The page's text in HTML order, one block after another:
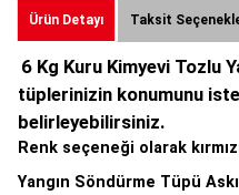
Ürün Detayı Taksit
6 Kg Kuru Kimyevi Tozlu
tüplerinizin konumunu
belirleyebilirsiniz.
Renk seçeneği olarak
Yangın Söndürme Tüpü